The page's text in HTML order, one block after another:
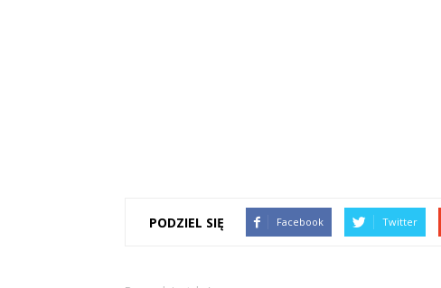
PODZIEL SIĘ Facebook Twitter